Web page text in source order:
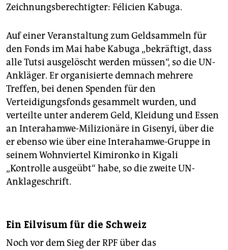
Zeichnungsberechtigter: Félicien Kabuga.
Auf einer Veranstaltung zum Geldsammeln für
den Fonds im Mai habe Kabuga „bekräftigt, dass
alle Tutsi ausgelöscht werden müssen“, so die UN-
Ankläger. Er organisierte demnach mehrere
Treffen, bei denen Spenden für den
Verteidigungsfonds gesammelt wurden, und
verteilte unter anderem Geld, Kleidung und Essen
an Interahamwe-Milizionäre in Gisenyi, über die
er ebenso wie über eine Interahamwe-Gruppe in
seinem Wohnviertel Kimironko in Kigali
„Kontrolle ausgeübt“ habe, so die zweite UN-
Anklageschrift.
Ein Eilvisum für die Schweiz
Noch vor dem Sieg der RPF über das